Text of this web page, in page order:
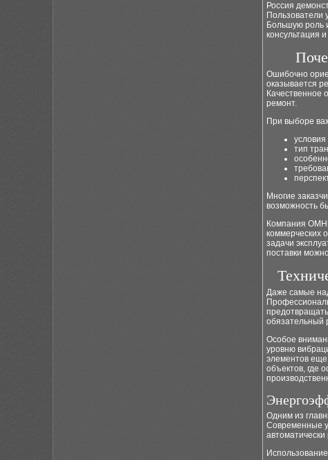
Россия
Пользователи
Большую роль
консультация
Ошибочно
оказывается
Качественное
ремонт.
При выборе
условия
тип
Многие
возможность
Компания
коммерческих
задачи
поставки
Даже самые
обязательный
Особое
уровню
элементов еще
объектов, где
Одним из
Современные
автоматически